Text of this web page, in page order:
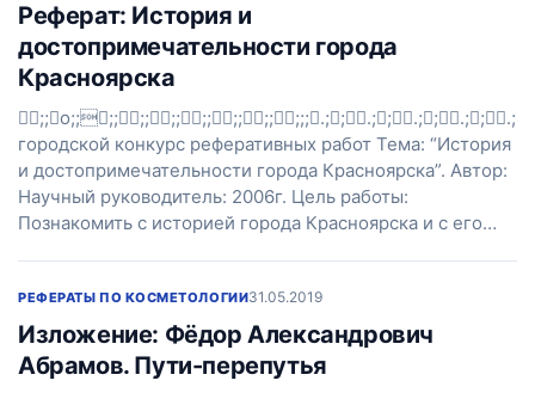
Реферат: История и
достопримечательности города
Красноярска
городской конкурс реферативных работ Тема: “История
и достопримечательности города Красноярска”. Автор:
Научный руководитель: 2006г. Цель работы:
Познакомить с историей города Красноярска и с его…
РЕФЕРАТЫ ПО КОСМЕТОЛОГИИ31.05.2019
Изложение: Фёдор Александрович
Абрамов. Пути-перепутья